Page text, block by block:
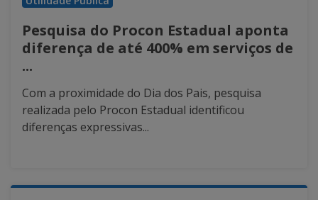
Pesquisa do Procon Estadual aponta
diferença de até 400% em serviços de
...
Com a proximidade do Dia dos Pais, pesquisa
realizada pelo Procon Estadual identificou
diferenças expressivas...